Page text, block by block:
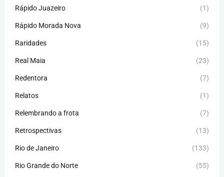
Rápido Juazeiro (1)
Rápido Morada Nova (9)
Raridades (15)
Real Maia (23)
Redentora (7)
Relatos (1)
Relembrando a frota (7)
Retrospectivas (13)
Rio de Janeiro (133)
Rio Grande do Norte (55)